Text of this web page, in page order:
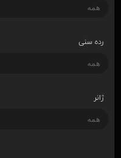
رده سنی
ژانر